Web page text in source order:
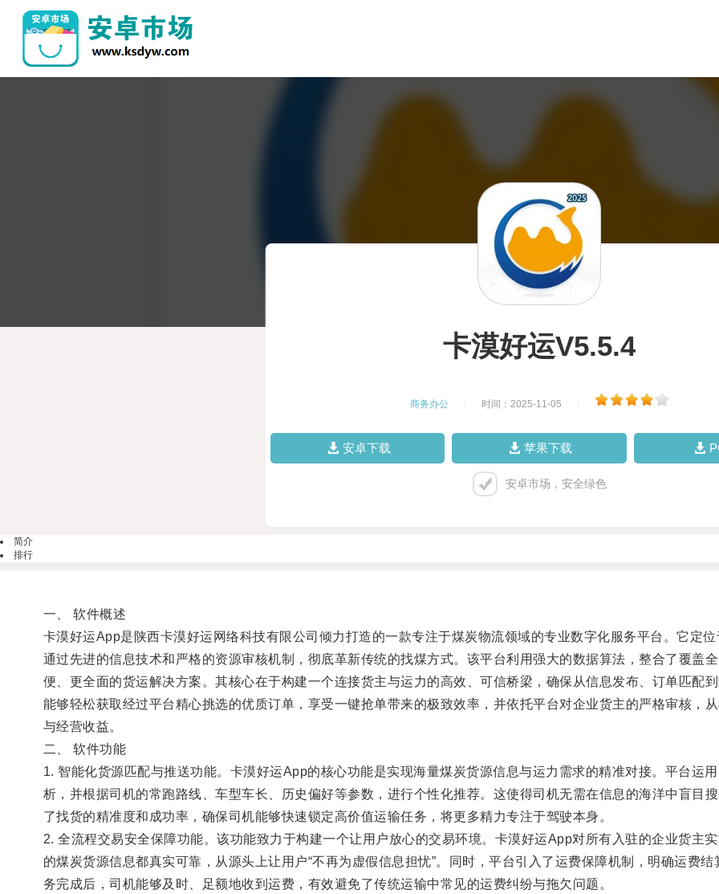
卡漠好运V5.5.4
商务办公 时间：2025-11-05
安卓下载 苹果下载
安卓市场，安全绿色
简介
排行
一、 软件概述
卡漠好运App是陕西卡漠好运网络科技有限公司倾力打造的一款专注于煤炭物流领域的专业数字化服务平台。它定
通过先进的信息技术和严格的资源审核机制，彻底革新传统的找煤方式。该平台利用强大的数据算法，整合了覆盖
便、更全面的货运解决方案。其核心在于构建一个连接货主与运力的高效、可信桥梁，确保从信息发布、订单匹配
能够轻松获取经过平台精心挑选的优质订单，享受一键抢单带来的极致效率，并依托平台对企业货主的严格审核，
与经营收益。
二、 软件功能
1. 智能化货源匹配与推送功能。卡漠好运App的核心功能是实现海量煤炭货源信息与运力需求的精准对接。平台运
析，并根据司机的常跑路线、车型车长、历史偏好等参数，进行个性化推荐。这使得司机无需在信息的海洋中盲目
了找货的精准度和成功率，确保司机能够快速锁定高价值运输任务，将更多精力专注于驾驶本身。
2. 全流程交易安全保障功能。该功能致力于构建一个让用户放心的交易环境。卡漠好运App对所有入驻的企业货主
的煤炭货源信息都真实可靠，从源头上让用户“不再为虚假信息担忧”。同时，平台引入了运费保障机制，明确运费
务完成后，司机能够及时、足额地收到运费，有效避免了传统运输中常见的运费纠纷与拖欠问题。